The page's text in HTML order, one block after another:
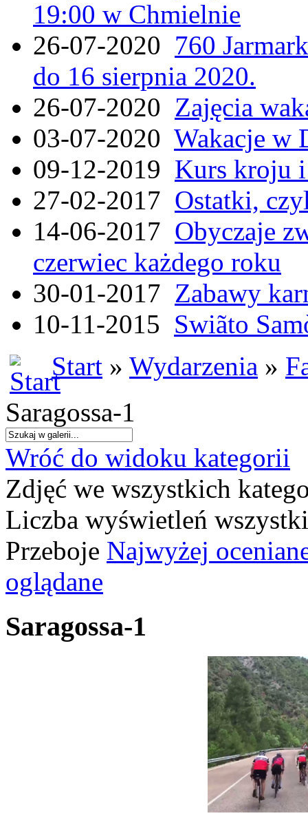
19:00 w Chmielnie
26-07-2020 760
do 16 sierpnia 2020.
26-07-2020 Zajęcia
03-07-2020 Wakacje w
09-12-2019 Kurs kroju i
27-02-2017 Ostatki,
14-06-2017 Obyczaje
czerwiec każdego roku
30-01-2017 Zabawy
10-11-2015 Swiãto
Start » Wydarzenia »
Saragossa-1
Wróć do widoku kategorii
Zdjęć we wszystkich
Liczba wyświetleń
Przeboje Najwyżej
oglądane
Saragossa-1